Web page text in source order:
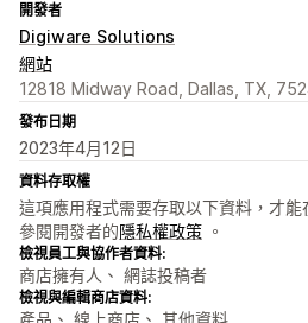
開發者
Digiware Solutions
網站
12818 Midway Road, Dallas, TX,
發布日期
2023年4月12日
資料存取權
這項應用程式需要存取以下資料，才
參閱開發者的隱私權政策 。
檢視員工與協作者資料:
商店擁有人、 網誌投稿者
檢視與編輯商店資料: